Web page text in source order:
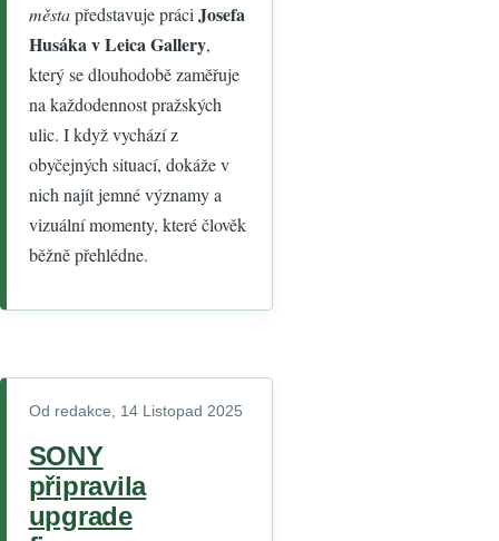
městapředstavuje práci Josefa
Husáka v Leica Gallery,
který se dlouhodobě zaměřuje
na každodennost pražských
ulic. I když vychází z
obyčejných situací, dokáže v
nich najít jemné významy a
vizuální momenty, které člověk
běžně přehlédne.
Od redakce , 14 Listopad 2025
SONY
připravila
upgrade